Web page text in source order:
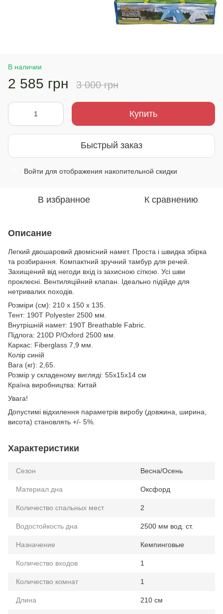
В наличии
2 585 грн 3 000 грн
Купить
Быстрый заказ
Войти для отображения накопительной скидки
В избранное К сравнению
Описание
Легкий двошаровий двомісний намет. Проста і швидка збірка
та розбирання. Компактний зручний тамбур для речей.
Захищений від негоди вхід із захисною сіткою. Усі шви
проклеєні. Вентиляційний клапан. Ідеально підійде для
нетривалих походів.
Розміри (см): 210 х 150 х 135.
Тент: 190T Polyester 2500 мм.
Внутрішній намет: 190T Breathable Fabric.
Підлога: 210D P/Oxford 2500 мм.
Каркас: Fiberglass 7,9 мм.
Колір синій
Вага (кг): 2,65.
Розмір у складеному вигляді: 55х15х14 см
Країна виробництва: Китай
Увага!
Допустимі відхилення параметрів виробу (довжина, ширина,
висота) становлять +/- 5%.
Характеристики
Сезон Весна/Осень
Материал дна Оксфорд
Количество спальных мест 2
Водостойкость дна 2500 мм вод. ст.
Назначение Кемпинговые
Количество входов 1
Количество комнат 1
Длина 210 см